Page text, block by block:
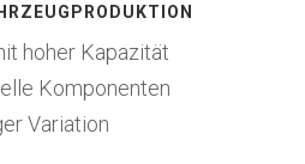
hoher Kapazität
Komponenten
Variation